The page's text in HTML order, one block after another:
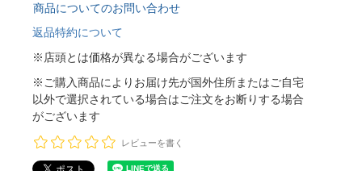
商品についてのお問い合わせ
返品特約について
※店頭とは価格が異なる場合がございます
※ご購入商品によりお届け先が国外住所またはご自宅
以外で選択されている場合はご注文をお断りする場合
がございます
レビューを書く